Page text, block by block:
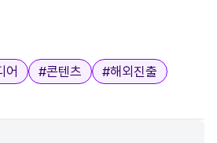
콘텐츠 제작지원 사업 공고 과학기술정보
어 #콘텐츠 #해외진출